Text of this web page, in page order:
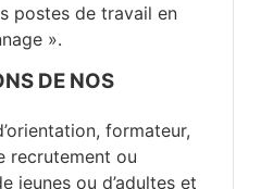
postes de travail en
».
DE NOS
formateur,
recrutement ou
jeunes ou d’adultes et